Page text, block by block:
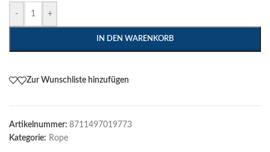
- +
IN DEN WARENKORB
Zur Wunschliste hinzufügen
Artikelnummer: 8711497019773
Kategorie: Rope